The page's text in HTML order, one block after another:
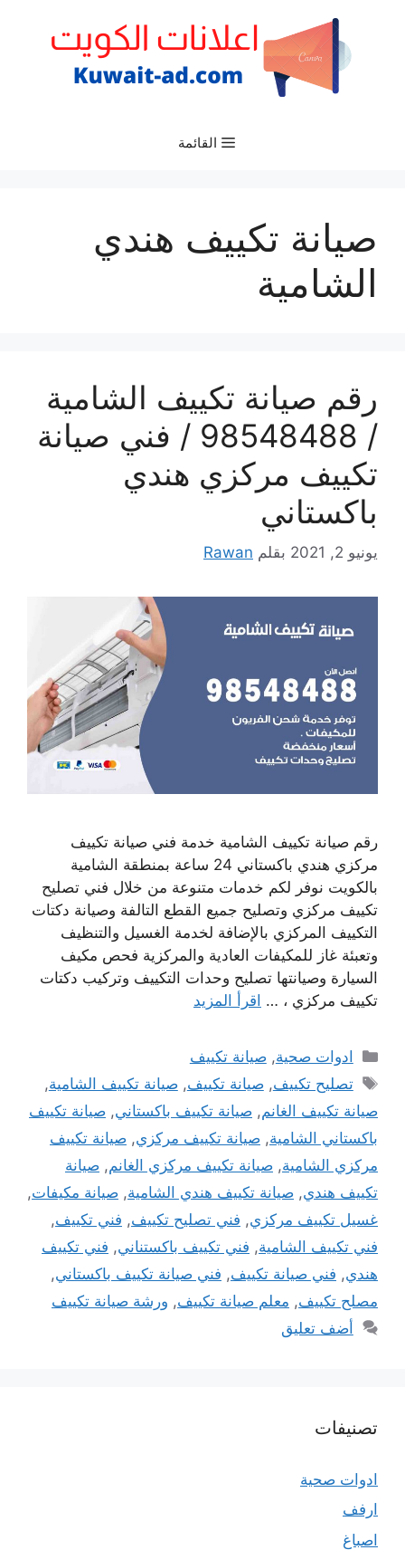
القائمة
صيانة تكييف هندي
الشامية
رقم صيانة تكييف الشامية
/ 98548488 / فني صيانة
تكييف مركزي هندي
باكستاني
يونيو 2, 2021 بقلم Rawan
رقم صيانة تكييف الشامية خدمة فني صيانة تكييف
مركزي هندي باكستاني 24 ساعة بمنطقة الشامية
بالكويت نوفر لكم خدمات متنوعة من خلال فني تصليح
تكييف مركزي وتصليح جميع القطع التالفة وصيانة دكتات
التكييف المركزي بالإضافة لخدمة الغسيل والتنظيف
وتعبئة غاز للمكيفات العادية والمركزية فحص مكيف
السيارة وصيانتها تصليح وحدات التكييف وتركيب دكتات
تكييف مركزي ، … اقرأ المزيد
التصنيفات
ادوات صحية,صيانة تكييف
الوسوم
تصليح تكييف,صيانة تكييف,صيانة تكييف الشامية,
صيانة تكييف الغانم, صيانة تكييف باكستاني, صيانة تكييف
باكستاني الشامية, صيانة تكييف مركزي, صيانة تكييف
مركزي الشامية, صيانة تكييف مركزي الغانم, صيانة
تكييف هندي, صيانة تكييف هندي الشامية, صيانة مكيفات,
غسيل تكييف مركزي, فني تصليح تكييف, فني تكييف,
فني تكييف الشامية, فني تكييف باكستناني, فني تكييف
هندي, فني صيانة تكييف, فني صيانة تكييف باكستاني,
مصلح تكييف, معلم صيانة تكييف, ورشة صيانة تكييف
أضف تعليق
تصنيفات
ادوات صحية
ارفف
اصباغ